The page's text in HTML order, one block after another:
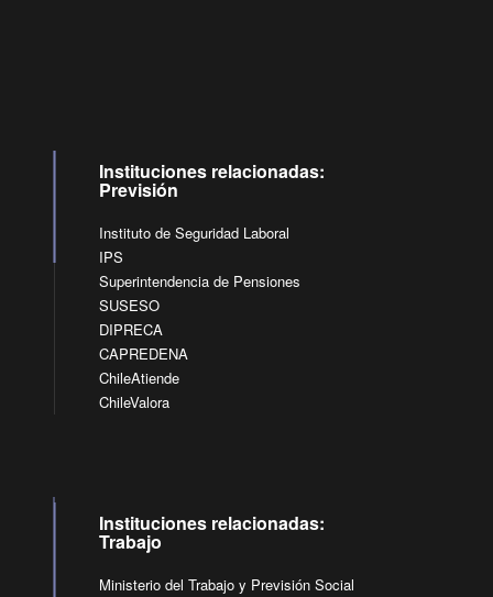
Instituciones relacionadas:
Previsión
Instituto de Seguridad Laboral
IPS
Superintendencia de Pensiones
SUSESO
DIPRECA
CAPREDENA
ChileAtiende
ChileValora
Instituciones relacionadas:
Trabajo
Ministerio del Trabajo y Previsión Social